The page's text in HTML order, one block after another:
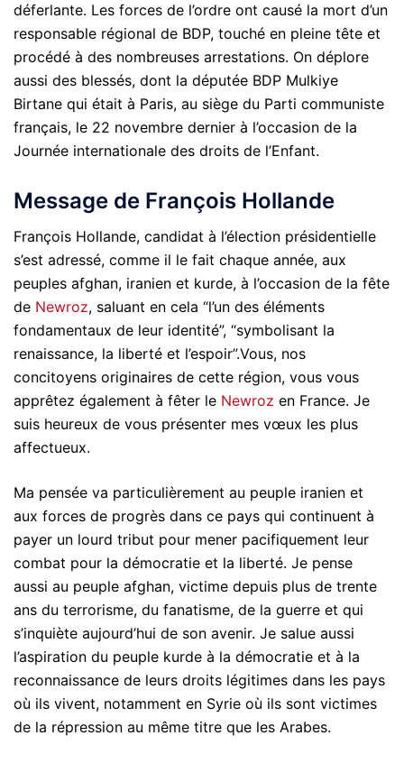
déferlante. Les forces de l’ordre ont causé la mort d’un
responsable régional de BDP, touché en pleine tête et
procédé à des nombreuses arrestations. On déplore
aussi des blessés, dont la députée BDP Mulkiye
Birtane qui était à Paris, au siège du Parti communiste
français, le 22 novembre dernier à l’occasion de la
Journée internationale des droits de l’Enfant.
Message de François Hollande
François Hollande, candidat à l’élection présidentielle
s’est adressé, comme il le fait chaque année, aux
peuples afghan, iranien et kurde, à l’occasion de la fête
de Newroz, saluant en cela “l’un des éléments
fondamentaux de leur identité”, “symbolisant la
renaissance, la liberté et l’espoir”.Vous, nos
concitoyens originaires de cette région, vous vous
apprêtez également à fêter le Newroz en France. Je
suis heureux de vous présenter mes vœux les plus
affectueux.
Ma pensée va particulièrement au peuple iranien et
aux forces de progrès dans ce pays qui continuent à
payer un lourd tribut pour mener pacifiquement leur
combat pour la démocratie et la liberté. Je pense
aussi au peuple afghan, victime depuis plus de trente
ans du terrorisme, du fanatisme, de la guerre et qui
s’inquiète aujourd’hui de son avenir. Je salue aussi
l’aspiration du peuple kurde à la démocratie et à la
reconnaissance de leurs droits légitimes dans les pays
où ils vivent, notamment en Syrie où ils sont victimes
de la répression au même titre que les Arabes.